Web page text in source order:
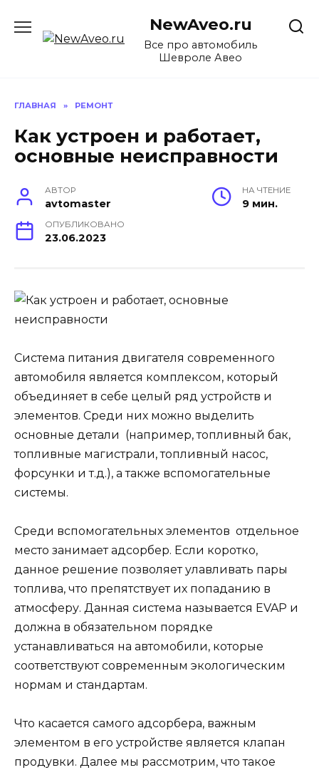
содержанию
NewAveo.ru
Все про автомобиль
Шевроле Авео
ГЛАВНАЯ » РЕМОНТ
Как устроен и работает,
основные неисправности
АВТОР
avtomaster
НА ЧТЕНИЕ
9 мин.
ОПУБЛИКОВАНО
23.06.2023
Система питания двигателя современного
автомобиля является комплексом, который
объединяет в себе целый ряд устройств и
элементов. Среди них можно выделить
основные детали (например, топливный бак,
топливные магистрали, топливный насос,
форсунки и т.д.), а также вспомогательные
системы.
Среди вспомогательных элементов отдельное
место занимает адсорбер. Если коротко,
данное решение позволяет улавливать пары
топлива, что препятствует их попаданию в
атмосферу. Данная система называется EVAP и
должна в обязательном порядке
устанавливаться на автомобили, которые
соответствуют современным экологическим
нормам и стандартам.
Что касается самого адсорбера, важным
элементом в его устройстве является клапан
продувки. Далее мы рассмотрим, что такое